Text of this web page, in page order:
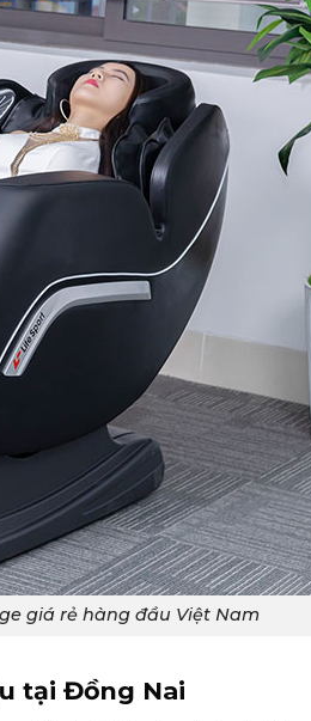
giá rẻ hàng đầu Việt Nam
tại Đồng Nai